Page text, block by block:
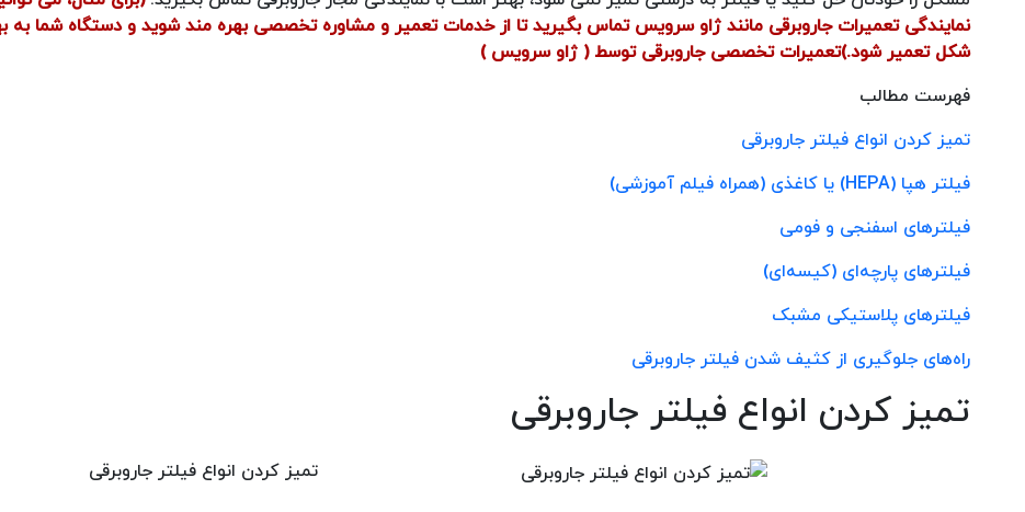
نمایندگی تعمیرات جاروبرقی مانند ژاو سرویس تماس بگیرید تا از خدمات تعمیر و مشاوره تخصصی بهره مند شوید و دستگاه شما به
شکل تعمیر شود.)تعمیرات تخصصی جاروبرقی توسط ( ژاو سرویس )
فهرست مطالب
تمیز کردن انواع فیلتر جاروبرقی
فیلتر هپا (HEPA) یا کاغذی (همراه فیلم آموزشی)
فیلترهای اسفنجی و فومی
فیلترهای پارچه‌ای (کیسه‌ای)
فیلترهای پلاستیکی مشبک
راه‌های جلوگیری از کثیف شدن فیلتر جاروبرقی
تمیز کردن انواع فیلتر جاروبرقی
تمیز کردن انواع فیلتر جاروبرقی